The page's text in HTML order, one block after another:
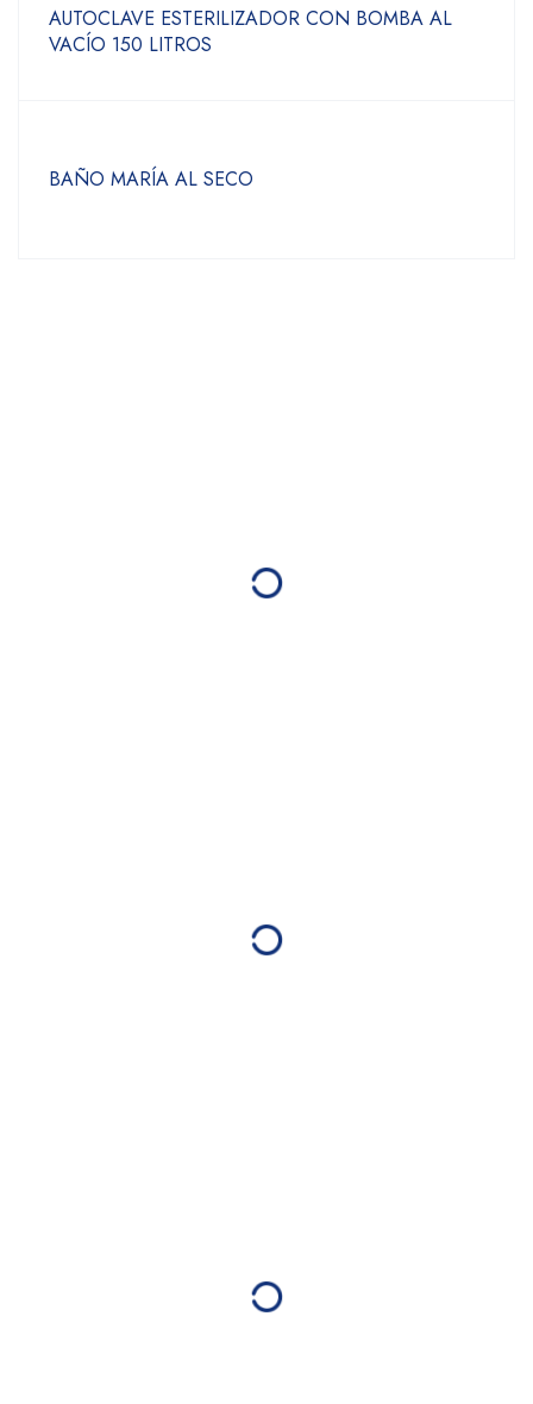
AUTOCLAVE ESTERILIZADOR CON BOMBA AL
VACÍO 150 LITROS
BAÑO MARÍA AL SECO